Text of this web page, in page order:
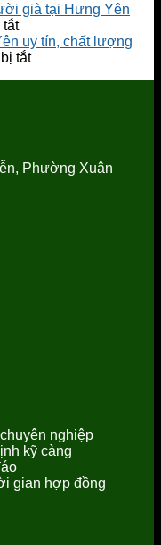
môi
giới
người
giúp
Top
công
Hưng
già tại Hưng Yên
tắtở
Các
gói
tại
uy tín, chất lượng
tắtở
Yên
Phường Xuân
nghiệp
kỹ càng
gian hợp đồng